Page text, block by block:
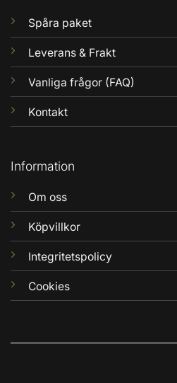
Spåra paket
Leverans & Frakt
Vanliga frågor (FAQ)
Kontakt
Information
Om oss
Köpvillkor
Integritetspolicy
Cookies